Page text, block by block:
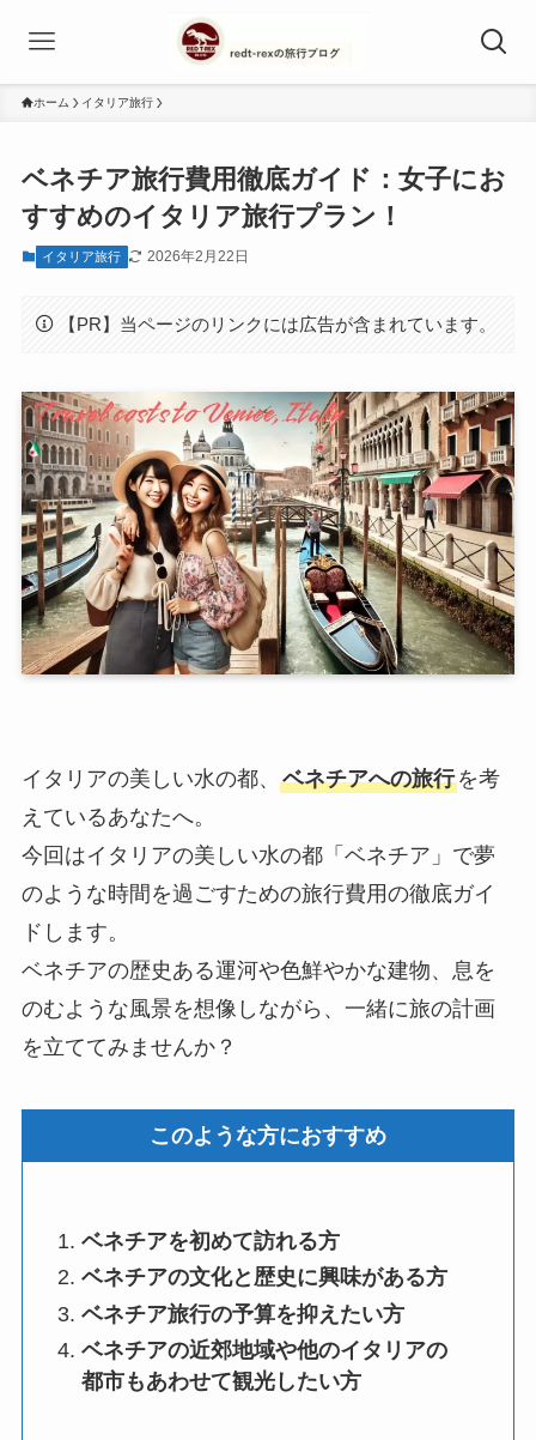
ホーム イタリア旅行
ベネチア旅行費用徹底ガイド：女子にお
すすめのイタリア旅行プラン！
イタリア旅行 2026年2月22日
【PR】当ページのリンクには広告が含まれています。
イタリアの美しい水の都、 ベネチアへの旅行を考
えているあなたへ。
今回はイタリアの美しい水の都「ベネチア」で夢
のような時間を過ごすための旅行費用の徹底ガイ
ドします。
ベネチアの歴史ある運河や色鮮やかな建物、息を
のむような風景を想像しながら、一緒に旅の計画
を立ててみませんか？
このような方におすすめ
ベネチアを初めて訪れる方
ベネチアの文化と歴史に興味がある方
ベネチア旅行の予算を抑えたい方
ベネチアの近郊地域や他のイタリアの
都市もあわせて観光したい方